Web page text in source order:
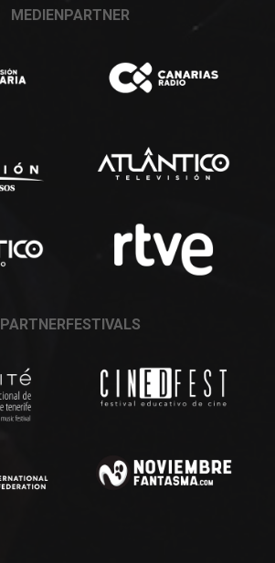
MEDIENPARTNER
PARTNERFESTIVALS